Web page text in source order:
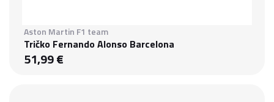
Aston Martin F1 team
Tričko Fernando Alonso Barcelona
51,99 €